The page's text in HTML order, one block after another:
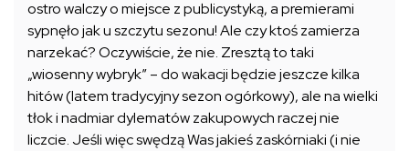
ostro walczy o miejsce z publicystyką, a premierami
sypnęło jak u szczytu sezonu! Ale czy ktoś zamierza
narzekać? Oczywiście, że nie. Zresztą to taki
„wiosenny wybryk” – do wakacji będzie jeszcze kilka
hitów (latem tradycyjny sezon ogórkowy), ale na wielki
tłok i nadmiar dylematów zakupowych raczej nie
liczcie. Jeśli więc swędzą Was jakieś zaskórniaki (i nie